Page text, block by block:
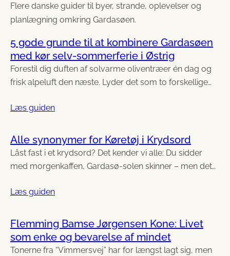
Flere danske guider til byer, strande, oplevelser og
planlægning omkring Gardasøen.
5 gode grunde til at kombinere Gardasøen
med kør selv-sommerferie i Østrig
Forestil dig duften af solvarme oliventræer én dag og
frisk alpeluft den næste. Lyder det som to forskellige…
Læs guiden
Alle synonymer for Køretøj i Krydsord
Låst fast i et krydsord? Det kender vi alle: Du sidder
med morgenkaffen, Gardasø-solen skinner – men det…
Læs guiden
Flemming Bamse Jørgensen Kone: Livet
som enke og bevarelse af mindet
Tonerne fra “Vimmersvej” har for længst lagt sig, men